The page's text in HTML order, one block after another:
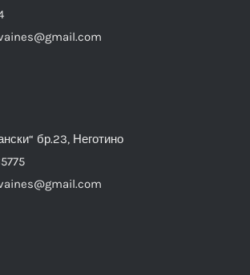
бр.23, Неготино